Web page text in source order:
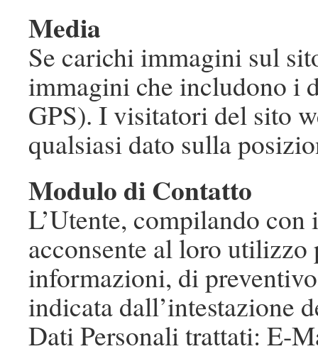
Media
Se carichi immagini sul
immagini che includono i
GPS). I visitatori del sito
qualsiasi dato sulla
Modulo di Contatto
L’Utente, compilando
acconsente al loro
informazioni, di
indicata dall’intestazione
Dati Personali trattati: E-